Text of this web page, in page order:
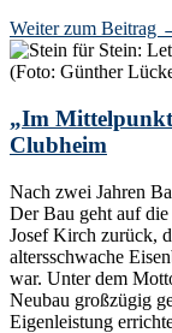
Weiter zum Beitrag
„Im Mittelpunkt
Clubheim
Nach zwei Jahren
Der Bau geht auf
Josef Kirch zurück,
altersschwache
war. Unter dem
Neubau großzügig
Eigenleistung